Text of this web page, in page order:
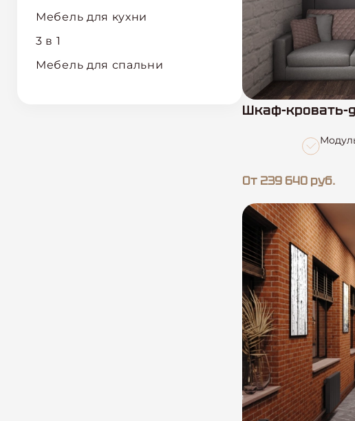
Мебель для кухни
3 в 1
Мебель для спальни
Шкаф-кровать-
От 239 640 руб.